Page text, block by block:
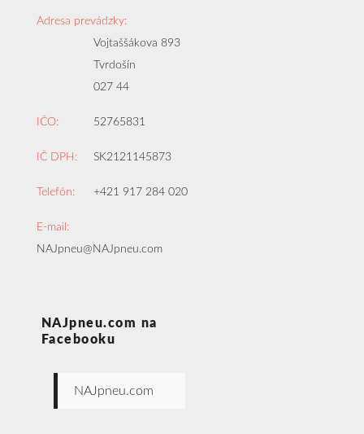
Adresa prevádzky:
Vojtaššákova 893
Tvrdošín
027 44
IČO: 52765831
IČ DPH: SK2121145873
Telefón: +421 917 284 020
E-mail:
NAJpneu@NAJpneu.com
NAJpneu.com na
Facebooku
NAJpneu.com